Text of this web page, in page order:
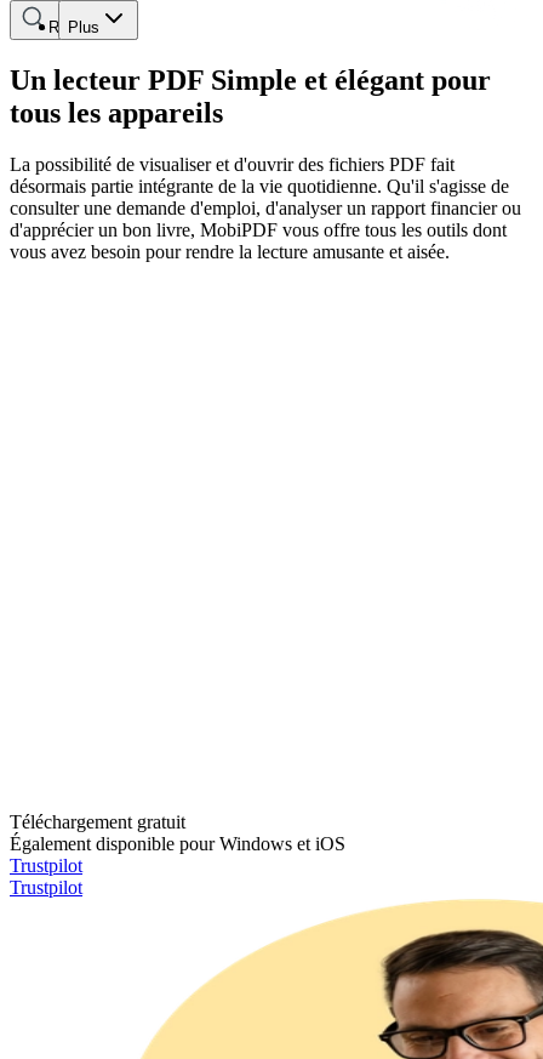
Plus
Rechercher
Un lecteur PDF Simple et élégant pour
tous les appareils
La possibilité de visualiser et d'ouvrir des fichiers PDF fait
désormais partie intégrante de la vie quotidienne. Qu'il s'agisse de
consulter une demande d'emploi, d'analyser un rapport financier ou
d'apprécier un bon livre, MobiPDF vous offre tous les outils dont
vous avez besoin pour rendre la lecture amusante et aisée.
Téléchargement gratuit
Également disponible pour Windows et iOS
Trustpilot
Trustpilot